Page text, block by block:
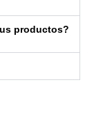
productos?